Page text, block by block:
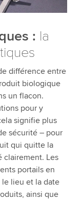
: la
différence entre
biologique
un flacon.
pour y
signifie plus
sécurité – pour
qui quitte la
Les
portails en
lieu et la date
ainsi que